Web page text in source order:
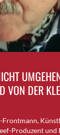
VON DER
Produzent und